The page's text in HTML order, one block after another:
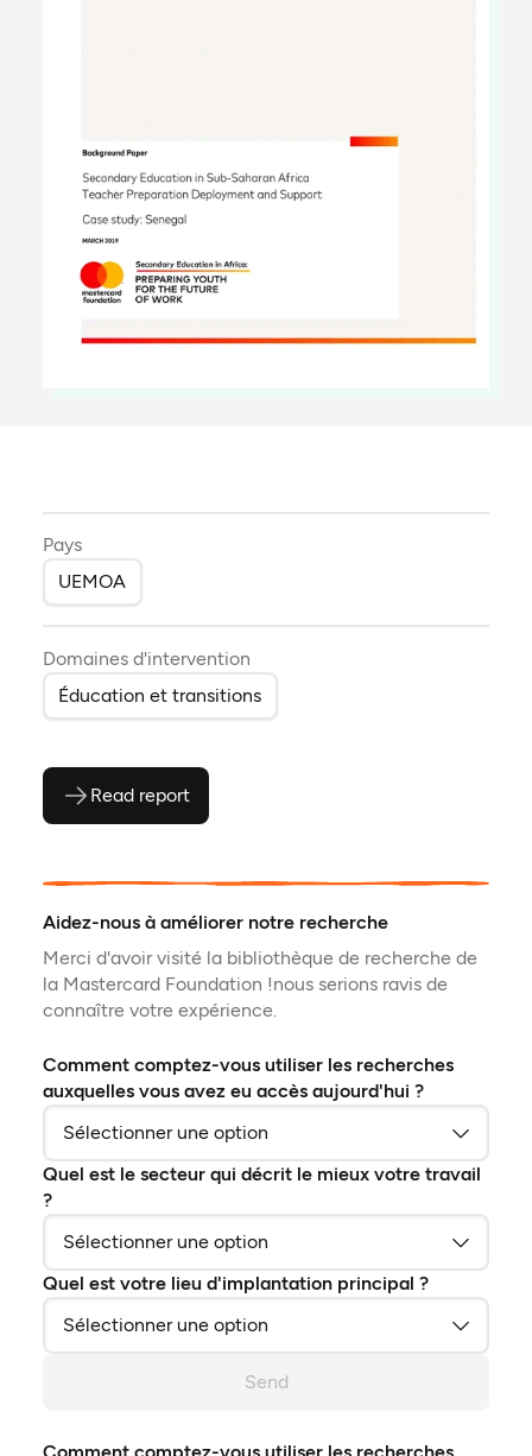
Pays
UEMOA
Domaines d'intervention
Éducation et transitions
Read report(ouvre en PDF)
(ouvre dans un nouvel onglet)
Aidez-nous à améliorer notre recherche
Merci d'avoir visité la bibliothèque de recherche de
la Mastercard Foundation !nous serions ravis de
connaître votre expérience.
Comment comptez-vous utiliser les recherches
auxquelles vous avez eu accès aujourd'hui ?
Quel est le secteur qui décrit le mieux votre travail
?
Quel est votre lieu d'implantation principal ?
Send